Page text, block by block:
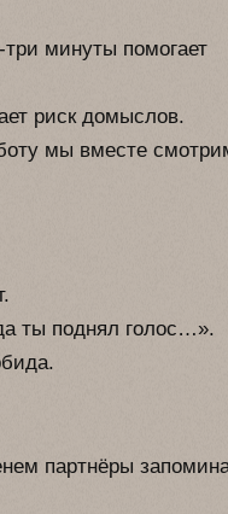
минуты помогает
риск домыслов.
мы вместе
ты поднял голос…».
партнёры